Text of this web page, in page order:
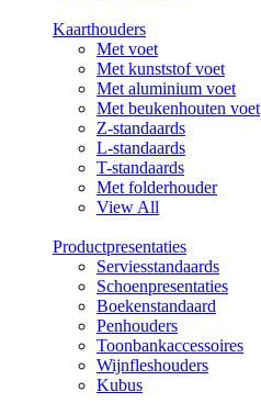
Kaarthouders
Met voet
Met kunststof voet
Met aluminium voet
Met beukenhouten voet
Z-standaards
L-standaards
T-standaards
Met folderhouder
View All
Productpresentaties
Serviesstandaards
Schoenpresentaties
Boekenstandaard
Penhouders
Toonbankaccessoires
Wijnfleshouders
Kubus